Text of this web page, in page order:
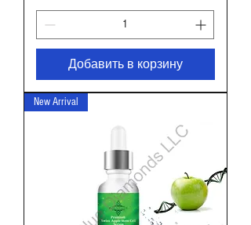
Добавить в корзину
New Arrival